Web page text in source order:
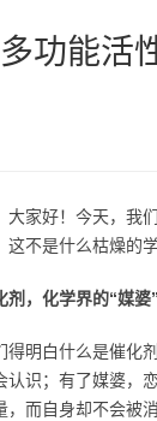
功能活
大家好！今天，我
这不是什么枯燥的
剂，化学界的“媒婆”
得明白什么是催化
认识；有了媒婆，
，而自身却不会被消